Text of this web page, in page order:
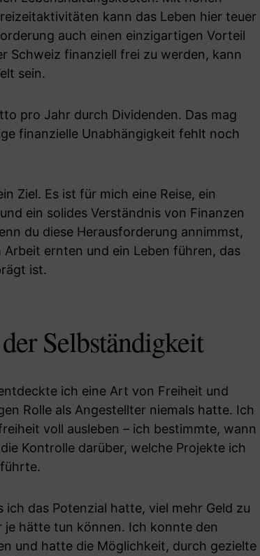
kann das Leben hier teuer
auch einen einzigartigen Vorteil
Schweiz finanziell frei zu werden, kann
sein.
pro Jahr durch Dividenden. Das mag
finanzielle Unabhängigkeit fehlt noch
Ziel. Es ist für mich eine Reise, ein
ein solides Verständnis von Finanzen
du diese Herausforderung annimmst,
ernten und ein Leben führen, das
ist.
Selbständigkeit
ich eine Art von Freiheit und
Rolle als Angestellter niemals hatte. Ich
voll ausleben – ich bestimmte, wann
Kontrolle darüber, welche Projekte ich
das Potenzial hatte, viel mehr Geld zu
je hätte tun können. Ich konnte den
und hatte die Möglichkeit, durch gezielte